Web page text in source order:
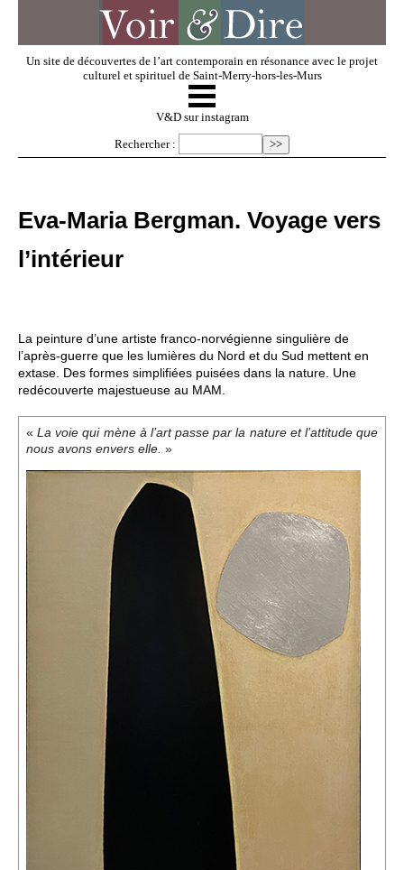
Un site de découvertes de l’art contemporain en résonance avec le projet
culturel et spirituel de Saint-Merry-hors-les-Murs
V & D
Exposer
Dossiers
Événements
Sacré
Cousinages
☰
V&D sur instagram
Rechercher :
Eva-Maria Bergman. Voyage vers
l’intérieur
La peinture d’une artiste franco-norvégienne singulière de
l’après-guerre que les lumières du Nord et du Sud mettent en
extase. Des formes simplifiées puisées dans la nature. Une
redécouverte majestueuse au MAM.
«La voie qui mène à l’art passe par la nature et l’attitude que
nous avons envers elle. »